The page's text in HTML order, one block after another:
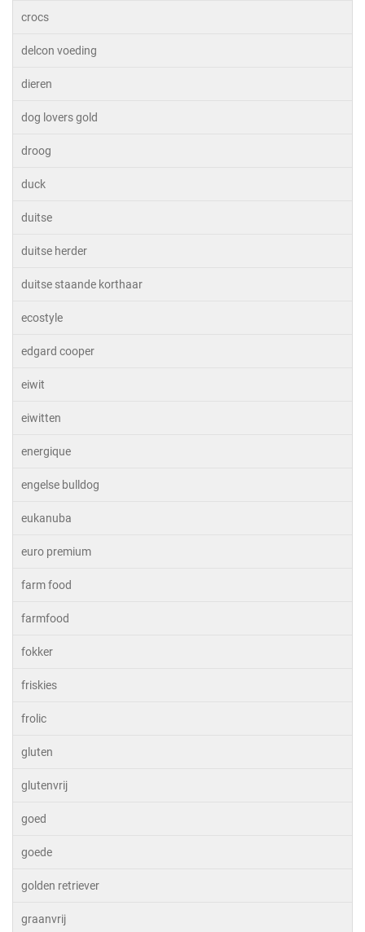
crocs
delcon voeding
dieren
dog lovers gold
droog
duck
duitse
duitse herder
duitse staande korthaar
ecostyle
edgard cooper
eiwit
eiwitten
energique
engelse bulldog
eukanuba
euro premium
farm food
farmfood
fokker
friskies
frolic
gluten
glutenvrij
goed
goede
golden retriever
graanvrij